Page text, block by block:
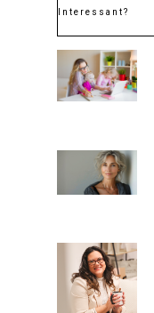
Interessant?